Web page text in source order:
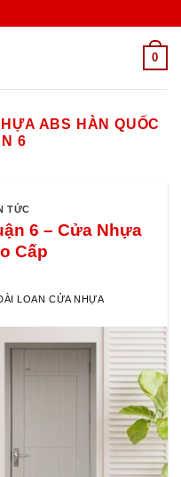
0
ABS HÀN QUỐC
6
TỨC
6 – Cửa Nhựa
Cấp
LOAN CỬA NHỰA